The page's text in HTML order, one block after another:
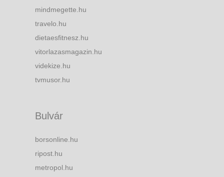
mindmegette.hu
travelo.hu
dietaesfitnesz.hu
vitorlazasmagazin.hu
videkize.hu
tvmusor.hu
Bulvár
borsonline.hu
ripost.hu
metropol.hu